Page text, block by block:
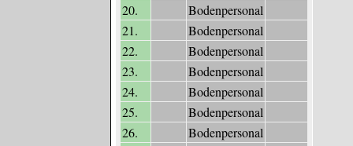
20.
Bodenpersonal
21.
Bodenpersonal
22.
Bodenpersonal
23.
Bodenpersonal
24.
Bodenpersonal
25.
Bodenpersonal
26.
Bodenpersonal